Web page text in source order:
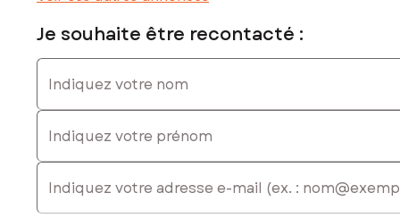
Je souhaite être recontacté :
Indiquez votre nom
Indiquez votre prénom
E-mail